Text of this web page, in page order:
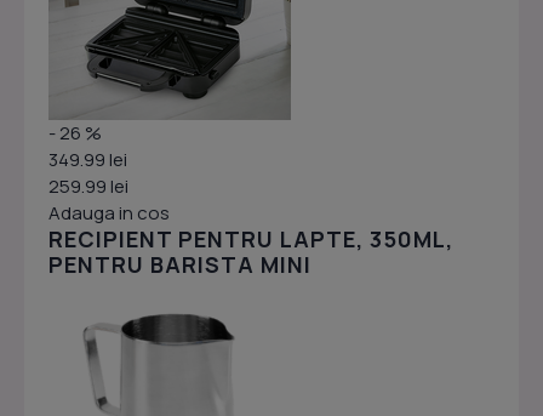
- 26 %
349.99 lei
259.99 lei
Adauga in cos
RECIPIENT PENTRU LAPTE, 350ML,
PENTRU BARISTA MINI